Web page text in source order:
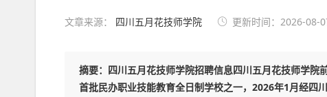
文章来源： 四川五月花技师学院 更新时间：2026-08-
摘要：四川五月花技师学院招聘信息四川五月花技师学
首批民办职业技能教育全日制学校之一，2026年1月经四